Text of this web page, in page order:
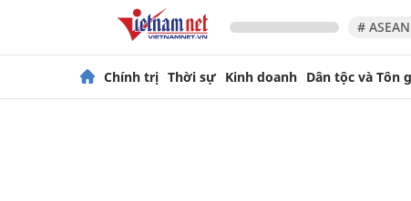
#
Chính trị Thời sự Kinh doanh Dân tộc và Tôn